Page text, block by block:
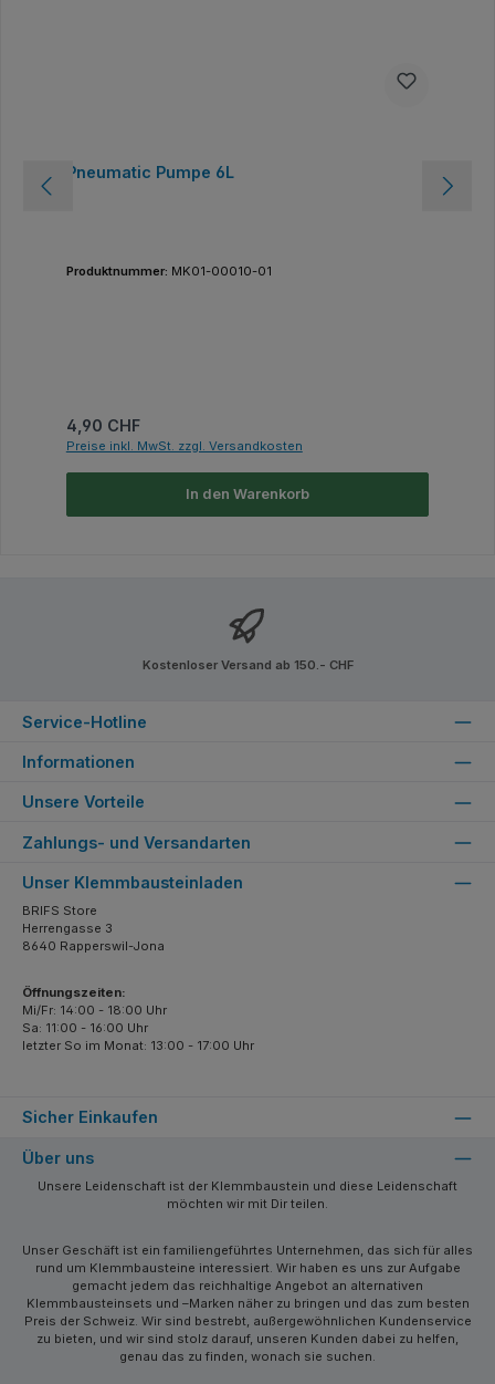
Pneumatic Pumpe 6L
Produktnummer: MK01-00010-01
Regulärer Preis:
4,90 CHF
Preise inkl. MwSt. zzgl. Versandkosten
In den Warenkorb
Kostenloser Versand ab 150.- CHF
Service-Hotline
Informationen
Unsere Vorteile
Zahlungs- und Versandarten
Sicher Einkaufen
Unser Klemmbausteinladen
BRIFS Store
Herrengasse 3
8640 Rapperswil-Jona
Öffnungszeiten:
Mi/Fr: 14:00 - 18:00 Uhr
Sa: 11:00 - 16:00 Uhr
letzter So im Monat: 13:00 - 17:00 Uhr
Über uns
Unsere Leidenschaft ist der Klemmbaustein und diese Leidenschaft
möchten wir mit Dir teilen.
Unser Geschäft ist ein familiengeführtes Unternehmen, das sich für alles
rund um Klemmbausteine interessiert. Wir haben es uns zur Aufgabe
gemacht jedem das reichhaltige Angebot an alternativen
Klemmbausteinsets und –Marken näher zu bringen und das zum besten
Preis der Schweiz. Wir sind bestrebt, außergewöhnlichen Kundenservice
zu bieten, und wir sind stolz darauf, unseren Kunden dabei zu helfen,
genau das zu finden, wonach sie suchen.